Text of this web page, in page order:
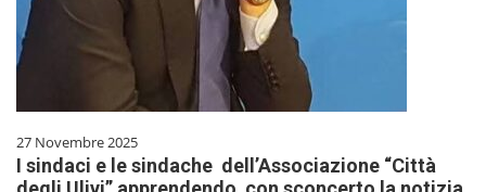
27 Novembre 2025
I sindaci e le sindache dell’Associazione “Città